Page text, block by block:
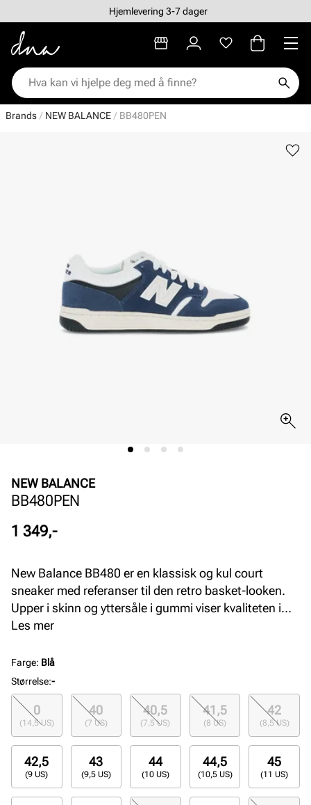
Hjemlevering 3-7 dager
Brands NEW BALANCE BB480PEN
NEW BALANCE
BB480PEN
Pris
1 349,-
New Balance BB480 er en klassisk og kul court
sneaker med referanser til den retro basket-looken.
Upper i skinn og yttersåle i gummi viser kvaliteten i
alle elementene i skoen og gjør denne stylen til en
sneaker.
Les mer
Farge: Blå
Størrelse:-
0
(14,5 US)
40
(7 US)
40,5
(7,5 US)
41,5
(8 US)
42
(8,5 US)
42,5
(9 US)
43
(9,5 US)
44
(10 US)
44,5
(10,5 US)
45
(11 US)